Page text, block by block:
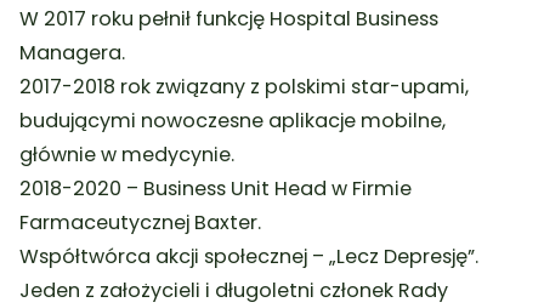
W 2017 roku pełnił funkcję Hospital Business
Managera.
2017-2018 rok związany z polskimi star-upami,
budującymi nowoczesne aplikacje mobilne,
głównie w medycynie.
2018-2020 – Business Unit Head w Firmie
Farmaceutycznej Baxter.
Współtwórca akcji społecznej – „Lecz Depresję”.
Jeden z założycieli i długoletni członek Rady